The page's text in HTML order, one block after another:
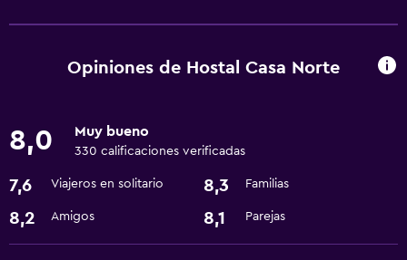
Wifi gratis
Toallas
Opiniones de Hostal Casa Norte
8,0 Muy bueno
330 calificaciones verificadas
7,6 Viajeros en solitario 8,3 Familias
8,2 Amigos 8,1 Parejas